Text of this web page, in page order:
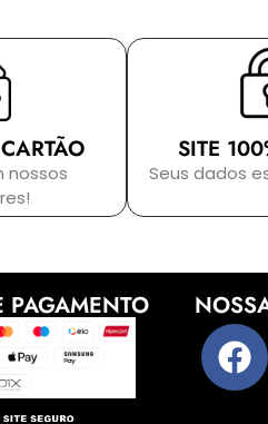
nossos
SITE
Seus dados
PAGAMENTO